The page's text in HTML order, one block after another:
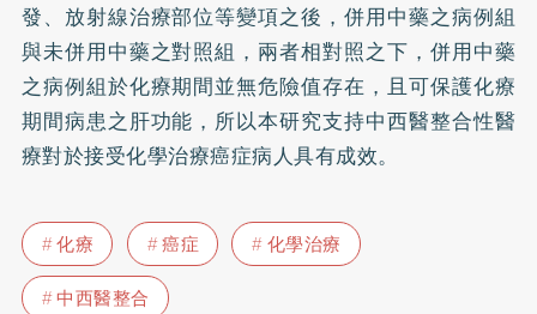
發、放射線治療部位等變項之後，併用中藥之病例組
與未併用中藥之對照組，兩者相對照之下，併用中藥
之病例組於化療期間並無危險值存在，且可保護化療
期間病患之肝功能，所以本研究支持中西醫整合性醫
療對於接受化學治療癌症病人具有成效。
化療 癌症
化學治療
中西醫整合